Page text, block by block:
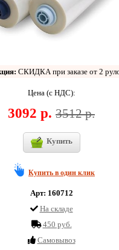
СКИДКА при заказе от 2
Цена (с НДС):
3092 р. 3512 р.
Купить
Купить в один клик
Арт: 160712
На складе
450 руб.
Cамовывоз